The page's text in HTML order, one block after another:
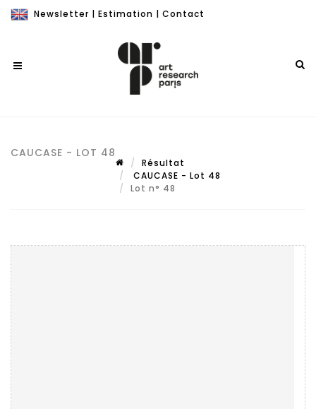
Newsletter | Estimation | Contact
CAUCASE - LOT 48
Résultat
CAUCASE - Lot 48
Lot n° 48